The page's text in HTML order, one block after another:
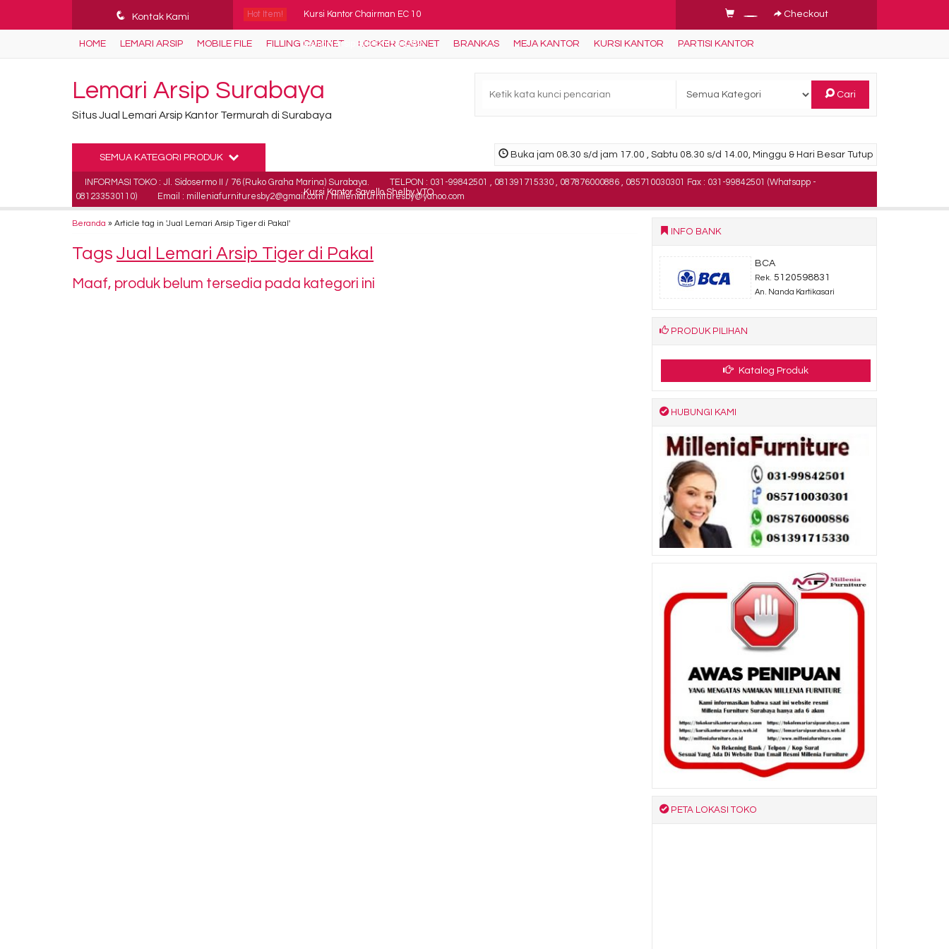
q Kontak Kami Hot Item! Kursi Kantor Chairman EC 10
Lemari Arsip EXPO MTB 3182
Lemari Arsip Elite EL-437
Kursi Kantor Savello Shelby VTO
Checkout
HOME LEMARI ARSIP MOBILE FILE FILLING CABINET LOCKER CABINET BRANKAS MEJA KANTOR KURSI KANTOR PARTISI KANTOR
Lemari Arsip Surabaya
Situs Jual Lemari Arsip Kantor Termurah di Surabaya
Cari
Buka jam 08.30 s/d jam 17.00 , Sabtu 08.30 s/d 14.00, Minggu & Hari Besar Tutup
SEMUA KATEGORI PRODUK
INFORMASI TOKO : Jl. Sidosermo II / 76 (Ruko Graha Marina) Surabaya.
TELPON : 031-99842501 , 081391715330 , 087876000886 , 085710030301 Fax : 031-99842501 (Whatsapp -
081233530110)
Email : milleniafurnituresby2@gmail.com / milleniafurnituresby@yahoo.com
Beranda » Article tag in 'Jual Lemari Arsip Tiger di Pakal'
Tags Jual Lemari Arsip Tiger di Pakal
Maaf, produk belum tersedia pada kategori ini
INFO BANK
BCA
Rek. 5120598831
An. Nanda Kartikasari
PRODUK PILIHAN
Katalog Produk
HUBUNGI KAMI
PETA LOKASI TOKO